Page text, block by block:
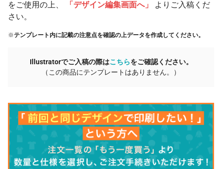
をご使用の上、
「デザイン編集画面へ」
よりご入稿くだ
さい。
※テンプレート内に記載の注意点を確認の上データを作成してください。
Illustratorでご入稿の際はこちらをご確認ください。
（この商品にテンプレートはありません。）